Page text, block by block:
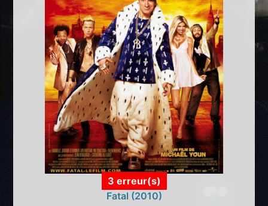
3 erreur(s)
Fatal (2010)